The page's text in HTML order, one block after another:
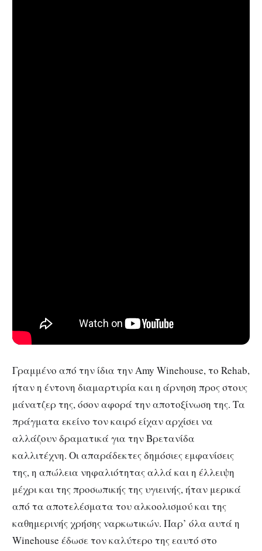
Γραμμένο από την ίδια την Amy Winehouse, το Rehab,
ήταν η έντονη διαμαρτυρία και η άρνηση προς στους
μάνατζερ της, όσον αφορά την αποτοξίνωση της. Τα
πράγματα εκείνο τον καιρό είχαν αρχίσει να
αλλάζουν δραματικά για την Βρετανίδα
καλλιτέχνη. Οι απαράδεκτες δημόσιες εμφανίσεις
της, η απώλεια νηφαλιότητας αλλά και η έλλειψη
μέχρι και της προσωπικής της υγιεινής, ήταν μερικά
από τα αποτελέσματα του αλκοολισμού και της
καθημερινής χρήσης ναρκωτικών. Παρ’ όλα αυτά η
Winehouse έδωσε τον καλύτερο της εαυτό στο